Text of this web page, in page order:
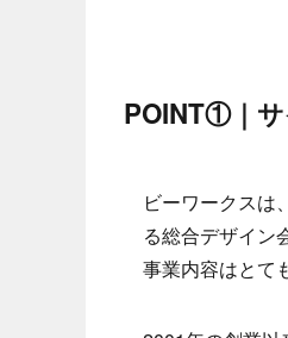
POINT①｜
ビーワークスは
る総合デザイン
事業内容はとて